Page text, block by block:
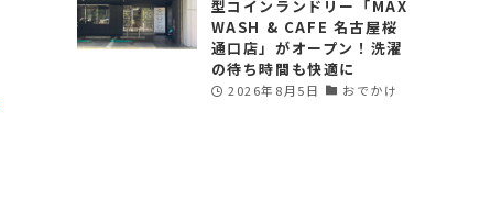
型コインランドリー「MAX
WASH & CAFE 名古屋桜
通口店」がオープン！洗濯
の待ち時間も快適に
2026年8月5日 おでかけ